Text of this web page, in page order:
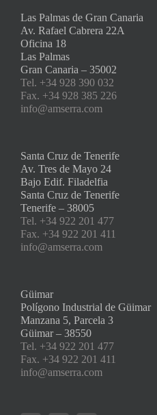
Las Palmas de Gran Canaria
Av. Rafael Cabrera 22A
Oficina 18
Las Palmas
Gran Canaria – 35002
Tel. +34 928 390 032
Fax. +34 928 385 226
info@amserra.com
Santa Cruz de Tenerife
Av. Tres de Mayo 24
Bajo Edif. Filadelfia
Santa Cruz de Tenerife
Tenerife – 38005
Tel. +34 922 201 477
Fax. +34 922 201 411
info@amserra.com
Güimar
Polígono Industrial de Güimar
Manzana 5, Parcela 3
Güimar – 38550
Tel. +34 922 201 477
Fax. +34 922 201 411
info@amserra.com